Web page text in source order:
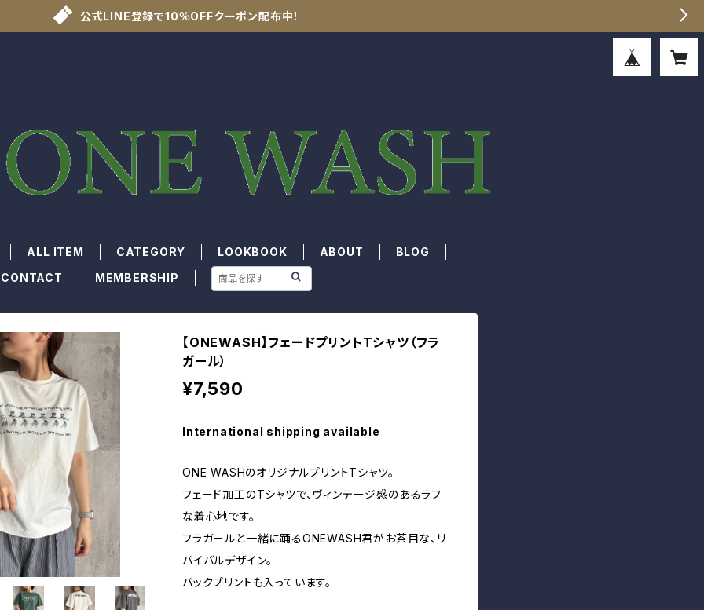
公式LINE登録で10％OFFクーポン配布中！
ALL ITEM CATEGORY LOOKBOOK ABOUT
BLOG
CONTACT
MEMBERSHIP
【ONEWASH】フェードプリントTシャツ（フラ
ガール）
¥7,590
International shipping available
ONE WASHのオリジナルプリントTシャツ。
フェード加工のTシャツで、ヴィンテージ感のあるラフ
な着心地です。
フラガールと一緒に踊るONEWASH君がお茶目な、リ
バイバルデザイン。
バックプリントも入っています。